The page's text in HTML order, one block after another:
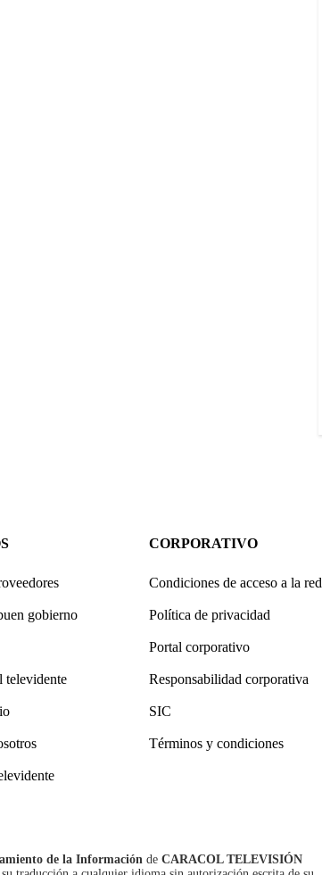
gobierno
televidente
CORPORATIVO
Condiciones de acceso a la red
Política de privacidad
Portal corporativo
Responsabilidad corporativa
SIC
Términos y condiciones
de la Información de CARACOL TELEVISIÓN